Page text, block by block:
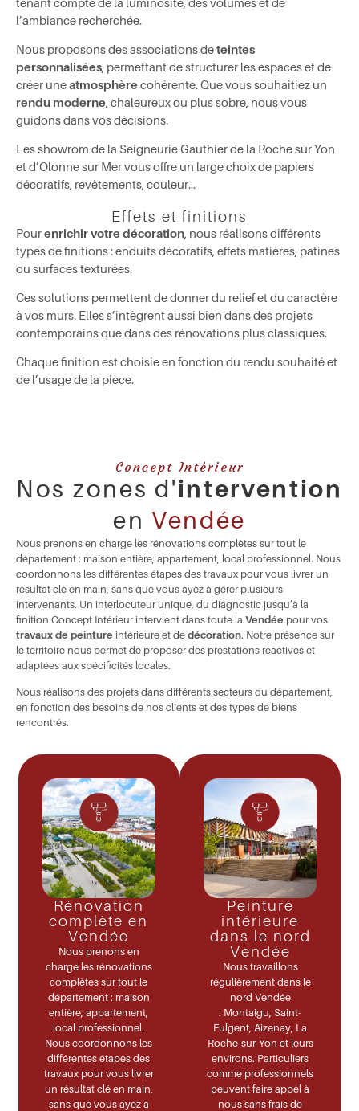
l’ambiance recherchée.
Nous proposons des associations deteintes
personnalisées, permettant de structurer les espaces et de
créer uneatmosphèrecohérente. Que vous souhaitiez un
rendu moderne, chaleureux ou plus sobre, nous vous
guidons dans vos décisions.
Les showrom de la Seigneurie Gauthier de la Roche sur Yon
et d’Olonne sur Mer vous offre un large choix de papiers
décoratifs, revêtements, couleur…
Effets et finitions
Pourenrichir votre décoration, nous réalisons différents
types de finitions : enduits décoratifs, effets matières, patines
ou surfaces texturées.
Ces solutions permettent de donner du relief et du caractère
à vos murs. Elles s’intègrent aussi bien dans des projets
contemporains que dans des rénovations plus classiques.
Chaque finition est choisie en fonction du rendu souhaité et
de l’usage de la pièce.
Concept Intérieur
Nos zones d'intervention
en Vendée
Nous prenons en charge les rénovations complètes sur tout le
département : maison entière, appartement, local professionnel. Nous
coordonnons les différentes étapes des travaux pour vous livrer un
résultatclé en main , sans que vous ayez à gérer plusieurs
intervenants. Un interlocuteur unique, du diagnostic jusqu’à la
finition.Concept Intérieur intervient dans toute la Vendée pour vos
travaux de peinture intérieure et dedécoration. Notre présence sur
le territoire nous permet de proposer des prestations réactives et
adaptées aux spécificités locales.
Nous réalisons des projets dans différents secteurs du département,
en fonction des besoins de nos clients et des types de biens
rencontrés.
Rénovation
complète en
Vendée
Nous prenons en
charge les rénovations
complètes sur tout le
département : maison
entière, appartement,
local professionnel.
Nous coordonnons les
différentes étapes des
travaux pour vous livrer
un résultatclé en main
sans que vous ayez à
Peinture
intérieure
dans le nord
Vendée
Nous travaillons
régulièrement dans le
nord Vendée
: Montaigu, Saint-
Fulgent, Aizenay, La
Roche-sur-Yon et leurs
environs. Particuliers
comme professionnels
peuvent faire appel à
nous sans frais de